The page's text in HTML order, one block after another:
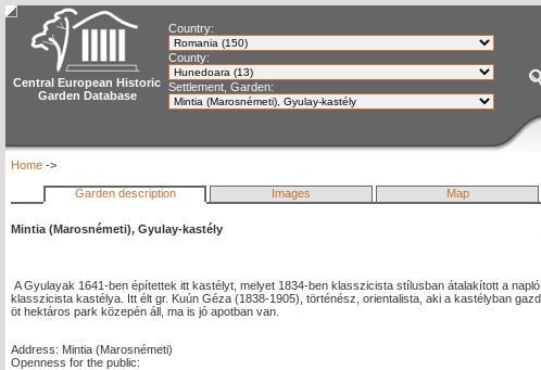
Central European Historic
Garden Database
Country:
County:
Settlement, Garden:
Home ->
Garden description Images Map
Mintia (Marosnémeti), Gyulay-kastély
A Gyulayak 1641-ben építettek itt kastélyt, melyet 1834-ben klasszicista stílusban átalakított a
klasszicista kastélya. Itt élt gr. Kuún Géza (1838-1905), történész, orientalista, aki a kastélyban
öt hektáros park közepén áll, ma is jó apotban van.
Address: Mintia (Marosnémeti)
Openness for the public: